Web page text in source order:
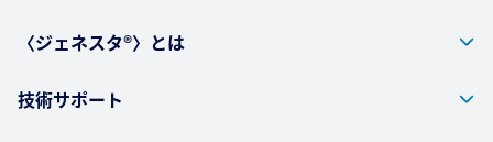
〈ジェネスタ®〉とは
技術サポート